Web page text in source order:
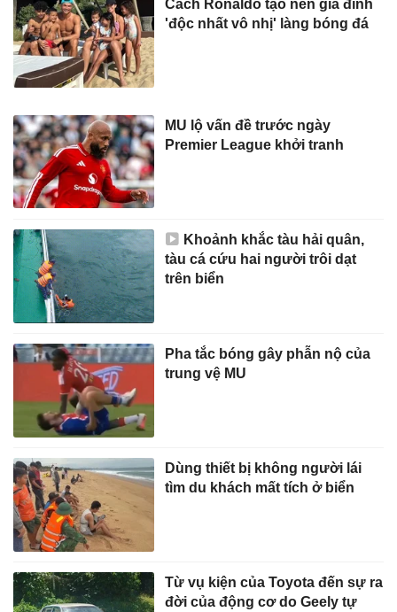
Cách Ronaldo tạo nên gia đình
'độc nhất vô nhị' làng bóng đá
MU lộ vấn đề trước ngày
Premier League khởi tranh
Khoảnh khắc tàu hải quân,
tàu cá cứu hai người trôi dạt
trên biển
Pha tắc bóng gây phẫn nộ của
trung vệ MU
Dùng thiết bị không người lái
tìm du khách mất tích ở biển
Từ vụ kiện của Toyota đến sự ra
đời của động cơ do Geely tự